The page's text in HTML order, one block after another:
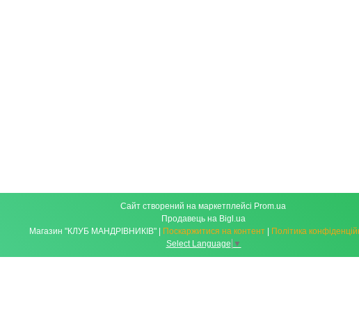
Сайт створений на маркетплейсі Prom.ua
Продавець на Bigl.ua
Магазин "КЛУБ МАНДРІВНИКІВ" | Поскаржитися на контент | Політика
Select Language ▼